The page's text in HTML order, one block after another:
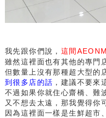
我先跟你們說， 這間
雖然這裡面也有其他的專門
但數量上沒有那種超大型的
到很多店的話 ，建議不要來
不過如果你就住心齋橋、難
又不想去太遠，那我覺得你
因為這裡面一樣是生鮮超市